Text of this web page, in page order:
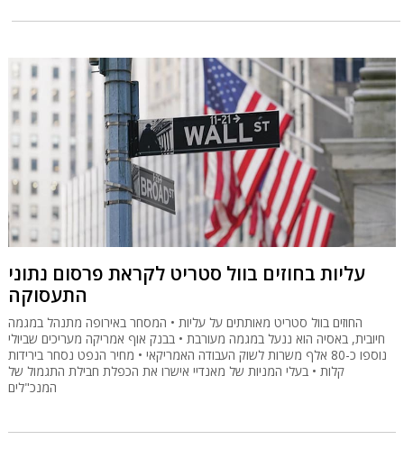
עליות בחוזים בוול סטריט לקראת פרסום נתוני
התעסוקה
החוזים בוול סטריט מאותתים על עליות • המסחר באירופה מתנהל במגמה
חיובית, באסיה הוא ננעל במגמה מעורבת • בבנק אוף אמריקה מעריכים שביולי
נוספו כ-80 אלף משרות לשוק העבודה האמריקאי • מחיר הנפט נסחר בירידות
קלות • בעלי המניות של מאנדיי אישרו את הכפלת חבילת התגמול של
המנכ"לים